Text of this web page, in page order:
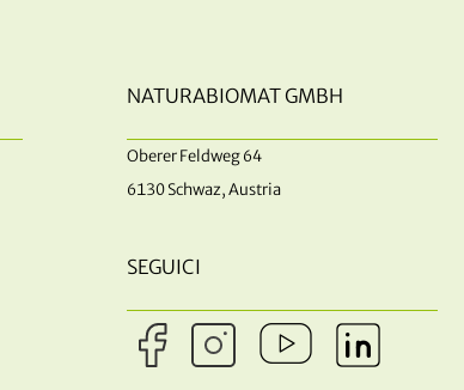
NATURABIOMAT GMBH
Oberer Feldweg 64
6130 Schwaz, Austria
SEGUICI